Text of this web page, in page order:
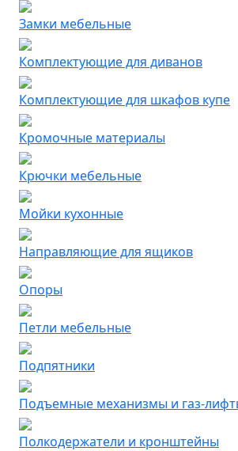
Замки мебельные
Комплектующие для диванов
Комплектующие для шкафов купе
Кромочные материалы
Крючки мебельные
Мойки кухонные
Направляющие для ящиков
Опоры
Петли мебельные
Подпятники
Подъемные механизмы и газ-
Полкодержатели и кронштейны